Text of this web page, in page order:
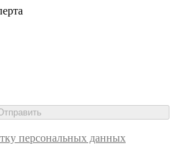
персональных данных